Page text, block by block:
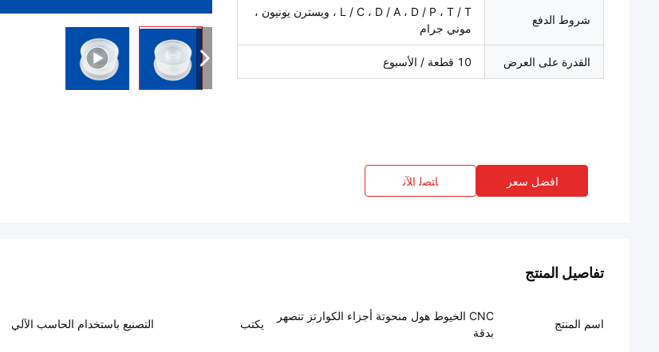
شروط الدفع
L / C ، D / A ، D / P ، T / T ، ويسترن يونيون ،
موني جرام
القدرة على العرض 10 قطعة / الأسبوع
افضل سعر ﺎﺘﺼﻟ ﺍﻶﻧ
تفاصيل المنتج
اسم المنتج
CNC الخيوط هول منحوتة أجزاء الكوارتز تنصهر
بدقة
يكتب التصنيع باستخدام الحاسب الآلي